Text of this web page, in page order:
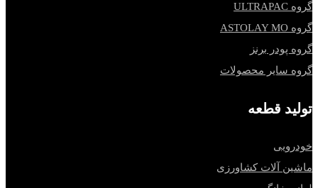
گروه ULTRAPAC
گروه ASTOLAY MO
گروه پودر برنز
گروه سایر محصولات
تولید قطعه
خودرویی
ماشین آلات کشاورزی